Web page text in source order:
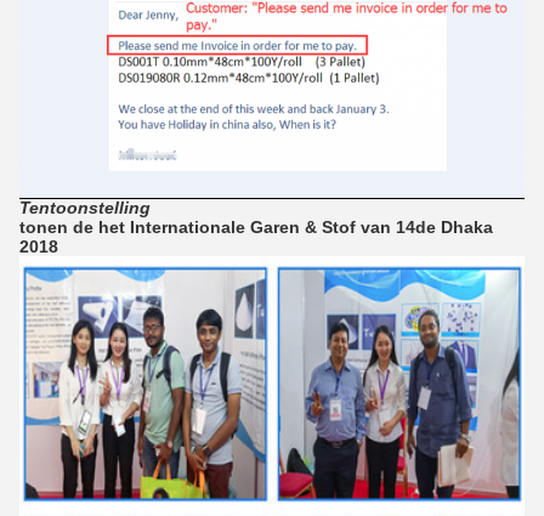
Tentoonstelling
tonen de het Internationale Garen & Stof van 14de Dhaka
2018